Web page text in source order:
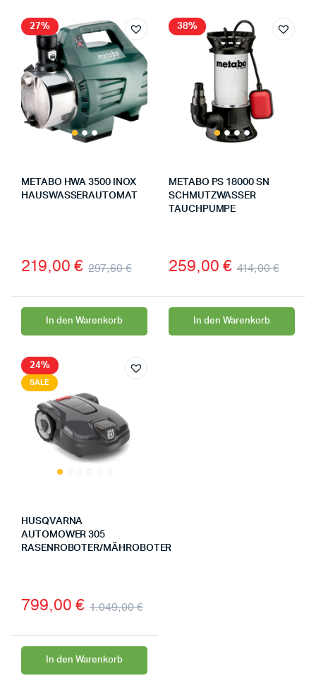
27%
METABO HWA 3500 INOX
HAUSWASSERAUTOMAT
297,60€
219,00 €
In den Warenkorb
38%
METABO PS 18000 SN
SCHMUTZWASSER
TAUCHPUMPE
414,00€
259,00 €
In den Warenkorb
24%
SALE
HUSQVARNA
AUTOMOWER 305
RASENROBOTER/MÄHROBOTER
1.049,00€
799,00 €
In den Warenkorb